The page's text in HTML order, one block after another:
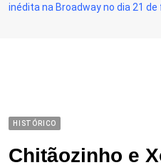
inédita na Broadway no dia 21 de
HISTÓRICO
Chitãozinho e